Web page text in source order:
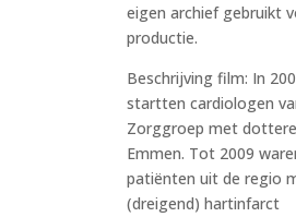
eigen archief gebruikt
productie.
Beschrijving film: In
startten cardiologen
Zorggroep met
Emmen. Tot 2009
patiënten uit de regio
(dreigend) hartinfarct